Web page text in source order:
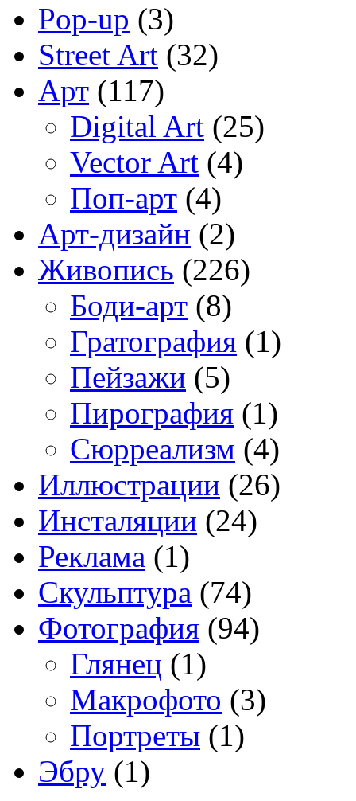
Pop-up (3)
Street Art (32)
Арт (117)
Digital Art (25)
Vector Art (4)
Поп-арт (4)
Арт-дизайн (2)
Живопись (226)
Боди-арт (8)
Гратография (1)
Пейзажи (5)
Пирография (1)
Сюрреализм (4)
Иллюстрации (26)
Инсталяции (24)
Реклама (1)
Скульптура (74)
Фотография (94)
Глянец (1)
Макрофото (3)
Портреты (1)
Эбру (1)